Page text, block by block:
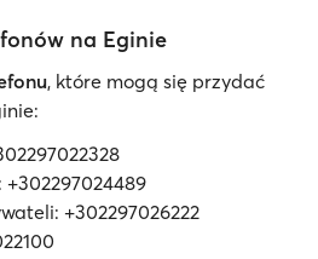
na Eginie
, które mogą się przydać
+302297026222